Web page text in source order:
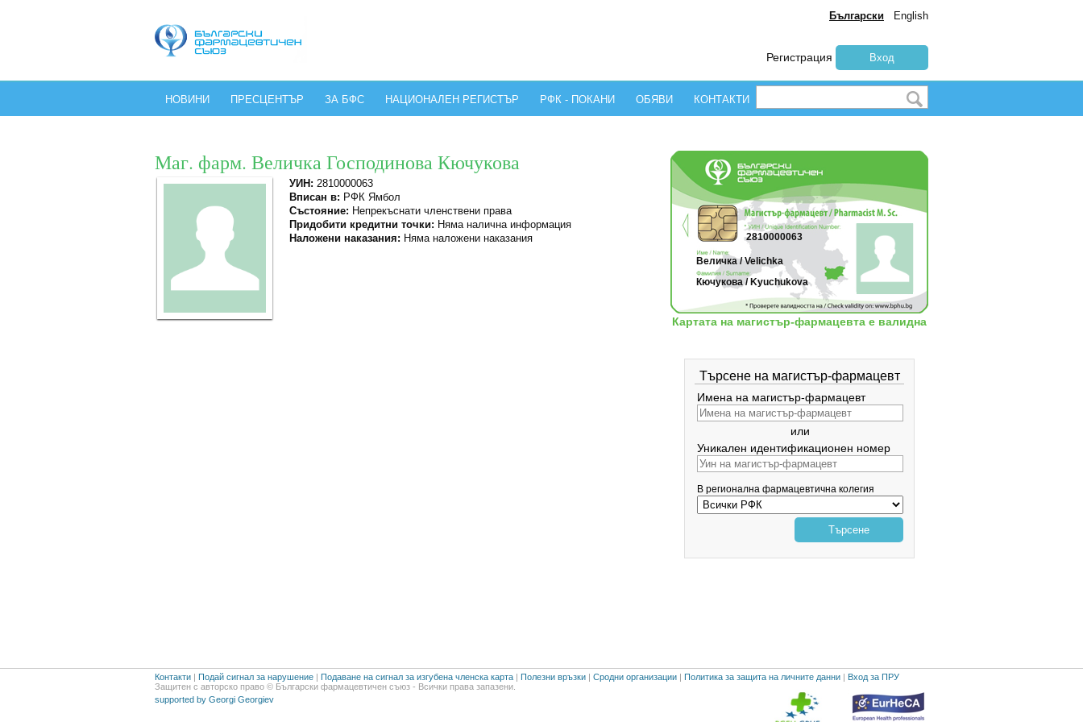
Български English
Регистрация Вход
НОВИНИ ПРЕСЦЕНТЪР ЗА БФС НАЦИОНАЛЕН РЕГИСТЪР РФК - ПОКАНИ ОБЯВИ КОНТАКТИ
Маг. фарм. Величка Господинова Кючукова
УИН: 2810000063
Вписан в: РФК Ямбол
Състояние: Непрекъснати членствени права
Придобити кредитни точки: Няма налична информация
Наложени наказания: Няма наложени наказания 2810000063
Величка / Velichka
Кючукова / Kyuchukova
Картата на магистър-фармацевта е валидна
Търсене на магистър-фармацевт
Имена на магистър-фармацевт
или
Уникален идентификационен номер
В регионална фармацевтична колегия
Търсене
Контакти | Подай сигнал за нарушение | Подаване на сигнал за изгубена членска карта | Полезни връзки | Сродни организации | Политика за защита на личните данни | Вход за ПРУ
Защитен с авторско право © Български фармацевтичен съюз - Всички права запазени.
supported by Georgi Georgiev